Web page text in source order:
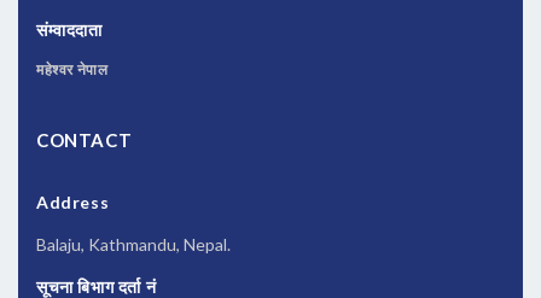
संम्वाददाता
महेश्वर नेपाल
CONTACT
Address
Balaju, Kathmandu, Nepal.
सूचना बिभाग दर्ता नं